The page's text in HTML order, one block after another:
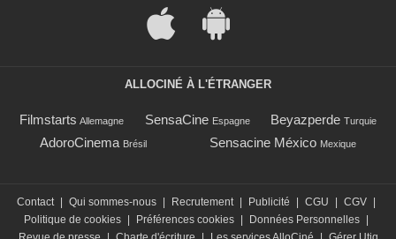
ALLOCINÉ À L'ÉTRANGER
Filmstarts Allemagne SensaCine Espagne Beyazperde Turquie
AdoroCinema Brésil Sensacine México Mexique
Contact Qui sommes-nous Recrutement Publicité CGU CGV
Politique de cookies
Préférences cookies Données Personnelles